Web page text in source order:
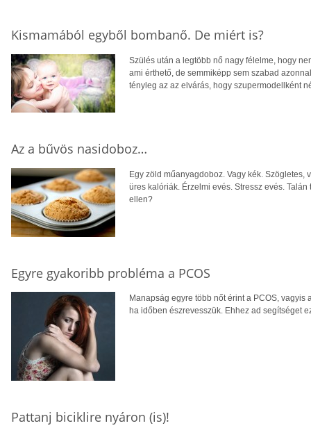
Kismamából egyből bombanő. De miért is?
Szülés után a legtöbb nő nagy félelme, hogy
ami érthető, de semmiképp sem szabad
tényleg az az elvárás, hogy szupermodellként
Az a bűvös nasidoboz…
Egy zöld műanyagdoboz. Vagy kék. Szögletes,
üres kalóriák. Érzelmi evés. Stressz evés.
ellen?
Egyre gyakoribb probléma a PCOS
Manapság egyre több nőt érint a PCOS,
ha időben észrevesszük. Ehhez ad segítséget
Pattanj biciklire nyáron (is)!